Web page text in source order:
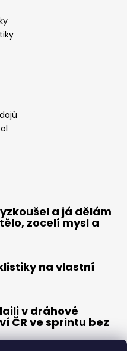
a já dělám
zocelí mysl a
na vlastní
v dráhové
ČR ve sprintu bez